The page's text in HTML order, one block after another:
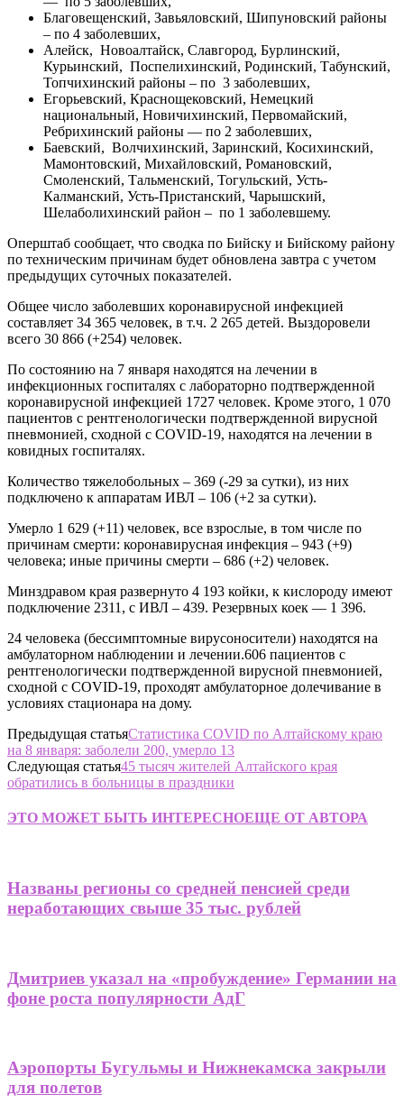
Благовещенский, Завьяловский, Шипуновский районы
– по 4 заболевших,
Алейск, Новоалтайск, Славгород, Бурлинский,
Курьинский, Поспелихинский, Родинский, Табунский,
Топчихинский районы – по 3 заболевших,
Егорьевский, Краснощековский, Немецкий
национальный, Новичихинский, Первомайский,
Ребрихинский районы — по 2 заболевших,
Баевский, Волчихинский, Заринский, Косихинский,
Мамонтовский, Михайловский, Романовский,
Смоленский, Тальменский, Тогульский, Усть-
Калманский, Усть-Пристанский, Чарышский,
Шелаболихинский район – по 1 заболевшему.
Оперштаб сообщает, что сводка по Бийску и Бийскому району
по техническим причинам будет обновлена завтра с учетом
предыдущих суточных показателей.
Общее число заболевших коронавирусной инфекцией
составляет 34 365 человек, в т.ч. 2 265 детей. Выздоровели
всего 30 866 (+254) человек.
По состоянию на 7 января находятся на лечении в
инфекционных госпиталях с лабораторно подтвержденной
коронавирусной инфекцией 1727 человек. Кроме этого, 1 070
пациентов с рентгенологически подтвержденной вирусной
пневмонией, сходной с COVID-19, находятся на лечении в
ковидных госпиталях.
Количество тяжелобольных – 369 (-29 за сутки), из них
подключено к аппаратам ИВЛ – 106 (+2 за сутки).
Умерло 1 629 (+11) человек, все взрослые, в том числе по
причинам смерти: коронавирусная инфекция – 943 (+9)
человека; иные причины смерти – 686 (+2) человек.
Минздравом края развернуто 4 193 койки, к кислороду имеют
подключение 2311, с ИВЛ – 439. Резервных коек — 1 396.
24 человека (бессимптомные вирусоносители) находятся на
амбулаторном наблюдении и лечении.606 пациентов с
рентгенологически подтвержденной вирусной пневмонией,
сходной с COVID-19, проходят амбулаторное долечивание в
условиях стационара на дому.
Предыдущая статьяСтатистика COVID по Алтайскому краю
на 8 января: заболели 200, умерло 13
Следующая статья45 тысяч жителей Алтайского края
обратились в больницы в праздники
ЭТО МОЖЕТ БЫТЬ ИНТЕРЕСНОЕЩЕ ОТ АВТОРА
Названы регионы со средней пенсией среди
неработающих свыше 35 тыс. рублей
Дмитриев указал на «пробуждение» Германии на
фоне роста популярности АдГ
Аэропорты Бугульмы и Нижнекамска закрыли
для полетов